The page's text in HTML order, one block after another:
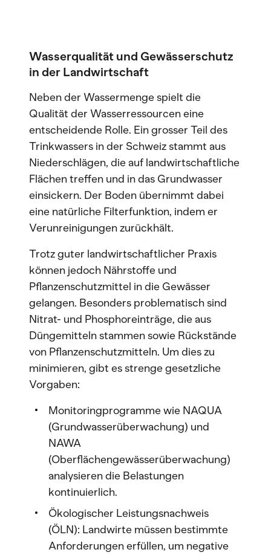
Wasserqualität und Gewässerschutz
in der Landwirtschaft
Neben der Wassermenge spielt die
Qualität der Wasserressourcen eine
entscheidende Rolle. Ein grosser Teil des
Trinkwassers in der Schweiz stammt aus
Niederschlägen, die auf landwirtschaftliche
Flächen treffen und in das Grundwasser
einsickern. Der Boden übernimmt dabei
eine natürliche Filterfunktion, indem er
Verunreinigungen zurückhält.
Trotz guter landwirtschaftlicher Praxis
können jedoch Nährstoffe und
Pflanzenschutzmittel in die Gewässer
gelangen. Besonders problematisch sind
Nitrat- und Phosphoreinträge, die aus
Düngemitteln stammen sowie Rückstände
von Pflanzenschutzmitteln. Um dies zu
minimieren, gibt es strenge gesetzliche
Vorgaben:
Monitoringprogramme wie NAQUA
(Grundwasserüberwachung) und
NAWA
(Oberflächengewässerüberwachung)
analysieren die Belastungen
kontinuierlich.
Ökologischer Leistungsnachweis
(ÖLN): Landwirte müssen bestimmte
Anforderungen erfüllen, um negative